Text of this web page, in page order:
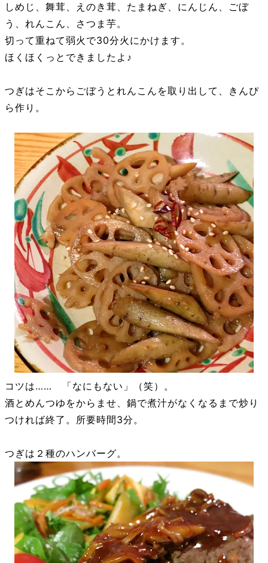
しめじ、舞茸、えのき茸、たまねぎ、にんじん、ごぼ
う、れんこん、さつま芋。
切って重ねて弱火で30分火にかけます。
ほくほくっとできましたよ♪
つぎはそこからごぼうとれんこんを取り出して、きんぴ
ら作り。
コツは…… 「なにもない」（笑）。
酒とめんつゆをからませ、鍋で煮汁がなくなるまで炒り
つければ終了。所要時間3分。
つぎは２種のハンバーグ。